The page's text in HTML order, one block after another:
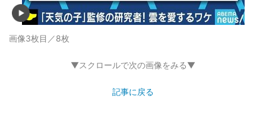
画像3枚目／8枚
▼スクロールで次の画像をみる▼
記事に戻る